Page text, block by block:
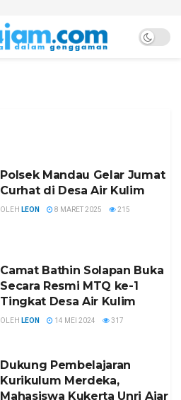
Polsek Mandau Gelar Jumat
Curhat di Desa Air Kulim
OLEH LEON 8 MARET 2025 215
Camat Bathin Solapan Buka
Secara Resmi MTQ ke-1
Tingkat Desa Air Kulim
OLEH LEON 14 MEI 2024 317
Dukung Pembelajaran
Kurikulum Merdeka,
Mahasiswa Kukerta Unri Ajar